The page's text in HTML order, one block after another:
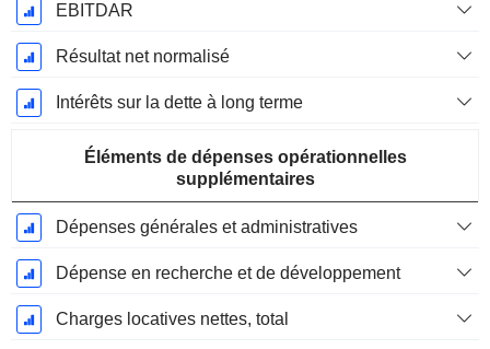
EBITDAR
Résultat net normalisé
Intérêts sur la dette à long terme
Éléments de dépenses opérationnelles
supplémentaires
Dépenses générales et administratives
Dépense en recherche et de développement
Charges locatives nettes, total